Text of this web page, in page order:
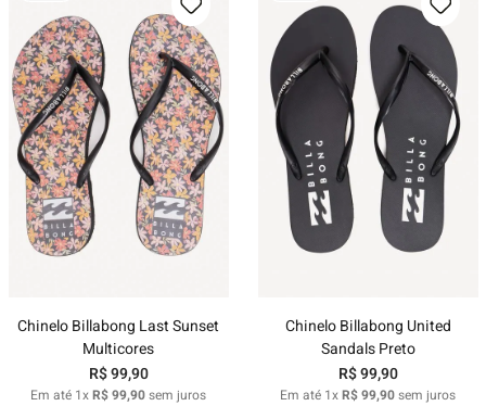
Chinelo Billabong Last Sunset
Multicores
R$99,90
Em até 1xR$99,90sem juros
Chinelo Billabong United
Sandals Preto
R$99,90
Em até 1xR$99,90sem juros